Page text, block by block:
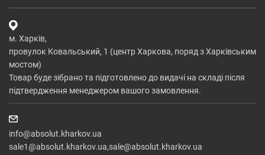
м. Харків,
провулок Ковальський, 1 (центр Харкова, поряд з Харківським
мостом)
Товар буде зібрано та підготовлено до видачі на складі після
підтвердження менеджером вашого замовлення.
info@absolut.kharkov.ua
sale1@absolut.kharkov.ua,sale@absolut.kharkov.ua